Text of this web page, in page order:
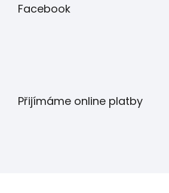
Facebook
Přijímáme online platby